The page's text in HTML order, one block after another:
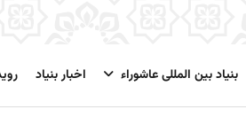
بنیاد بین المللی عاشوراء اخبار بنیاد